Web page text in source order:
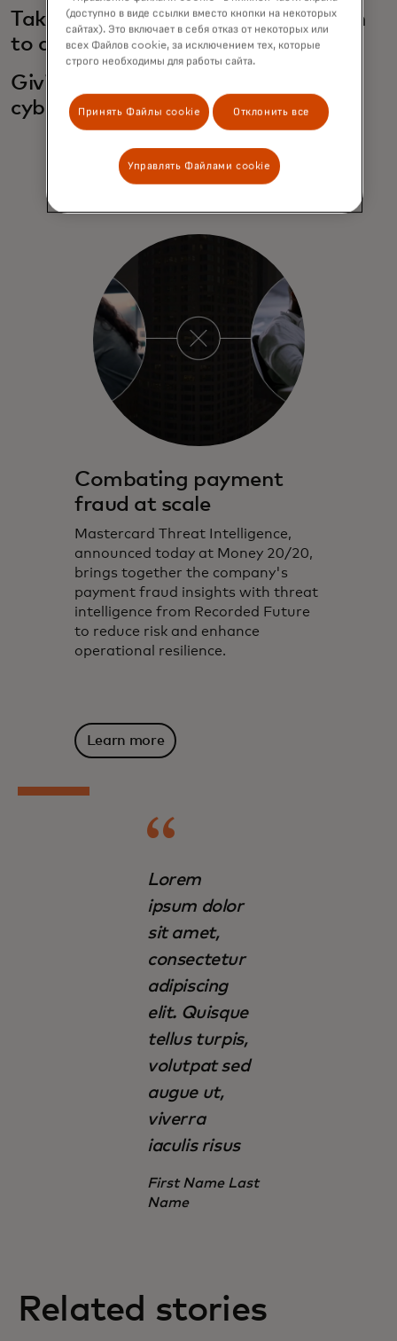
Taking a more systematic approach
to digital crimefighting
Giving people the tools to stave off
cyberthreats
Combating payment
fraud at scale
Mastercard Threat Intelligence,
announced today at Money 20/20,
brings together the company's
payment fraud insights with threat
intelligence from Recorded Future
to reduce risk and enhance
operational resilience.
Learn more
Lorem
ipsum dolor
sit amet,
consectetur
adipiscing
elit. Quisque
tellus turpis,
volutpat sed
augue ut,
viverra
iaculis risus
First Name Last
Name
Related stories
(доступно в виде ссылки вместо кнопки на некоторых
сайтах). Это включает в себя отказ от некоторых или
всех Файлов cookie, за исключением тех, которые
строго необходимы для работы сайта.
Принять Файлы cookie Отклонить все
Управлять Файлами cookie